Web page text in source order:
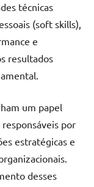
técnicas
(soft skills),
e
resultados
um papel
por
estratégicas e
desses